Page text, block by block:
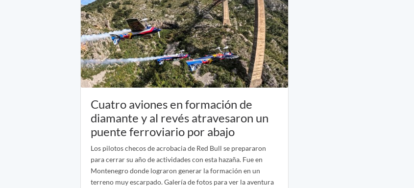
Cuatro aviones en formación de
diamante y al revés atravesaron un
puente ferroviario por abajo
Los pilotos checos de acrobacia de Red Bull se prepararon
para cerrar su año de actividades con esta hazaña. Fue en
Montenegro donde lograron generar la formación en un
terreno muy escarpado. Galería de fotos para ver la aventura